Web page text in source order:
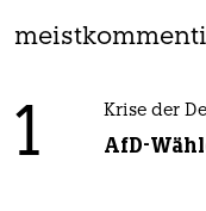
1 Krise der
AfD-